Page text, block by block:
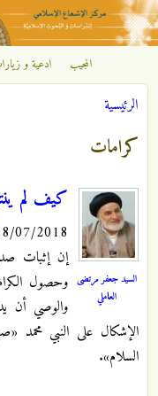
تجاوز
مركز
الإشعاع
الإسلامي
المجيب ادعية و
أنت هنا
الرئيسية
كرامات
السيد جعفر مرتضى
العاملي
كيف لم
07/2018 - 06:00
إن إثبات
وحصول
والوصي أن
الإشكال على النبي محمد
السلام».